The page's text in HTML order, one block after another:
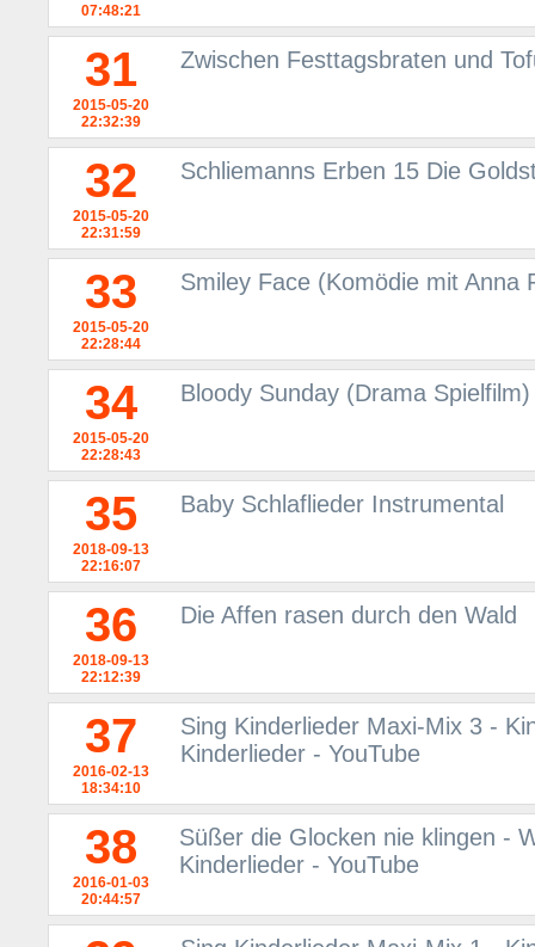
07:48:21
31
2015-05-20
22:32:39
Zwischen Festtagsbraten und
32
2015-05-20
22:31:59
Schliemanns Erben 15 Die
33
2015-05-20
22:28:44
Smiley Face (Komödie mit Anna
34
2015-05-20
22:28:43
Bloody Sunday (Drama
35
2018-09-13
22:16:07
Baby Schlaflieder Instrumental
36
2018-09-13
22:12:39
Die Affen rasen durch den Wald
37
2016-02-13
18:34:10
Sing Kinderlieder Maxi-Mix 3 -
Kinderlieder - YouTube
38
2016-01-03
20:44:57
Süßer die Glocken nie klingen -
Kinderlieder - YouTube